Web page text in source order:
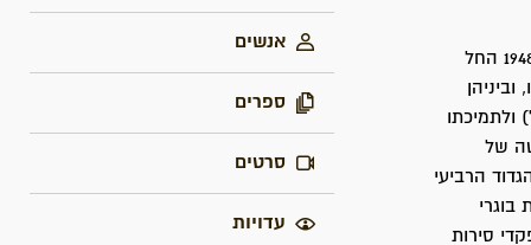
עם פרוץ מלחמת העצמאות עלתה על הפרק שאלת הקמתו של חיל-הים. כבר בינואר 1948 החל
של
הרביעי
בוגרי
סירות
אנשים
ספרים
סרטים
עדויות